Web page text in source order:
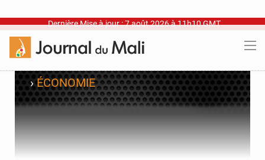
Dernière Mise à jour : 7 août 2026 à 11h10 GMT
›ÉCONOMIE